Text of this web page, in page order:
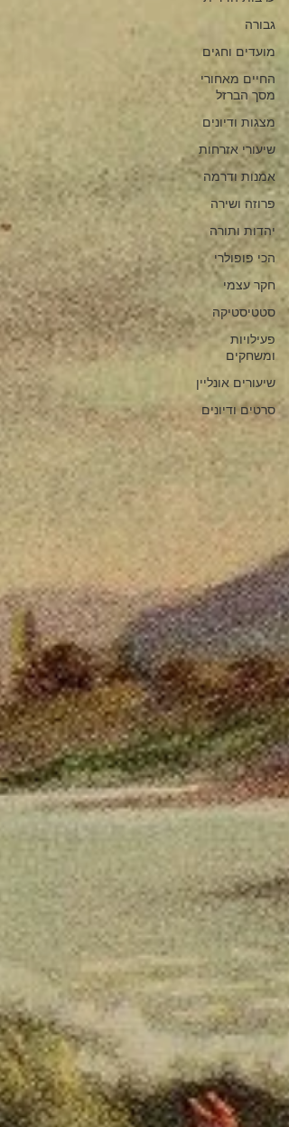
גבורה
מועדים וחגים
החיים מאחורי
מסך הברזל
מצגות ודיונים
שיעורי אזרחות
אמנות ודרמה
פרוזה ושירה
יהדות ותורה
הכי פופולרי
חקר עצמי
סטטיסטיקה
פעילויות
ומשחקים
שיעורים אונליין
סרטים ודיונים